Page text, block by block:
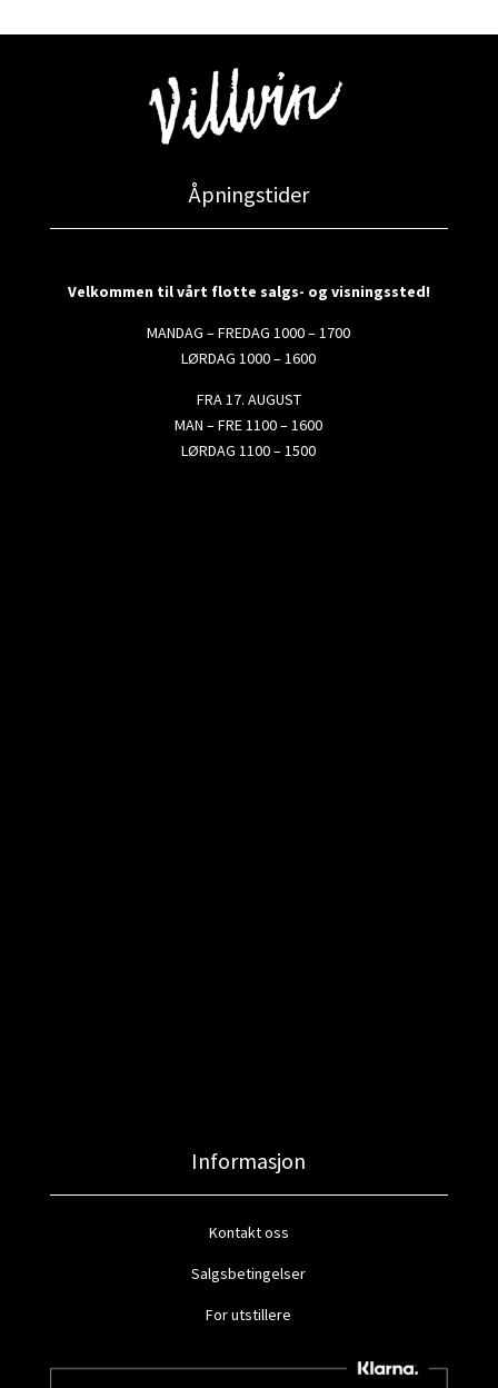
Åpningstider
Velkommen til vårt flotte salgs- og visningssted!
MANDAG – FREDAG 1000 – 1700
LØRDAG 1000 – 1600
FRA 17. AUGUST
MAN – FRE 1100 – 1600
LØRDAG 1100 – 1500
Informasjon
Kontakt oss
Salgsbetingelser
For utstillere